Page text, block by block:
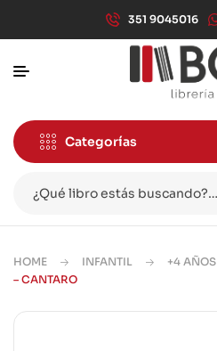
351 9045016
Categorías
HOME INFANTIL +4 AÑOS
– CANTARO